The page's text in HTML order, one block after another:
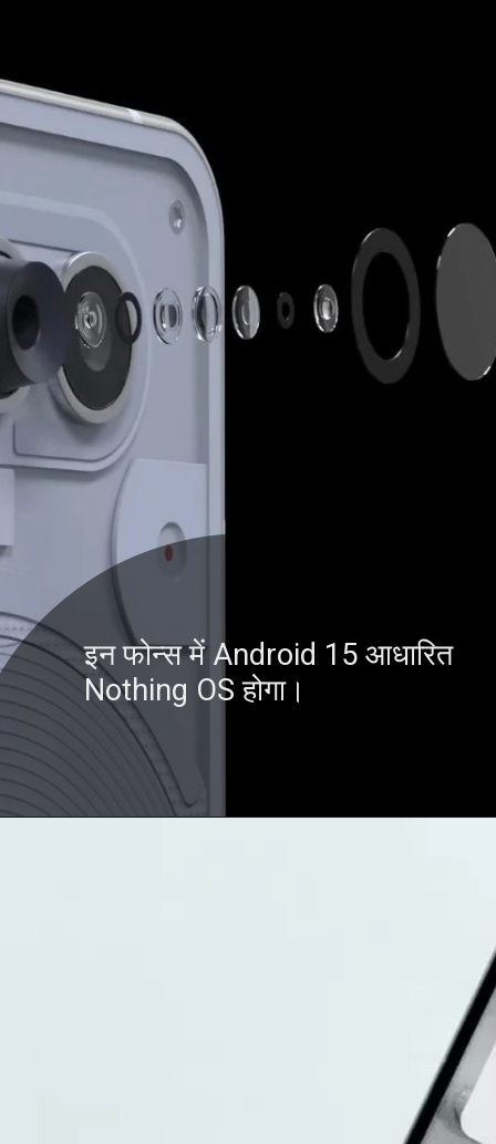
इन फोन्स में Android 15 आधारित
Nothing OS होगा।